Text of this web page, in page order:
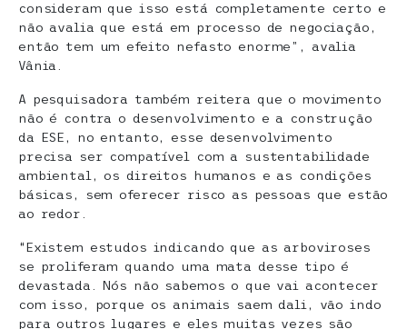
consideram que isso está completamente certo e
não avalia que está em processo de negociação,
então tem um efeito nefasto enorme”, avalia
Vânia.
A pesquisadora também reitera que o movimento
não é contra o desenvolvimento e a construção
da ESE, no entanto, esse desenvolvimento
precisa ser compatível com a sustentabilidade
ambiental, os direitos humanos e as condições
básicas, sem oferecer risco as pessoas que estão
ao redor.
“Existem estudos indicando que as arboviroses
se proliferam quando uma mata desse tipo é
devastada. Nós não sabemos o que vai acontecer
com isso, porque os animais saem dali, vão indo
para outros lugares e eles muitas vezes são